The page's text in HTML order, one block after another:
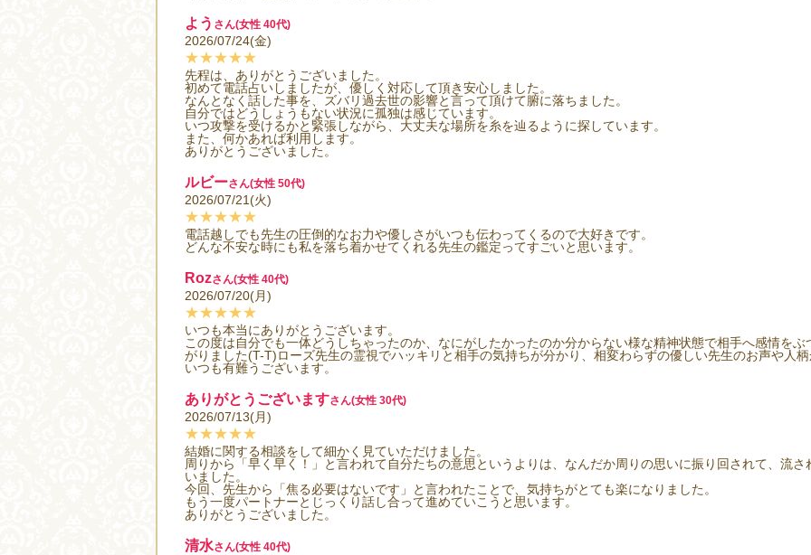
よう さん(女性 40代)
2026/07/24(金)
★★★★★
先程は、ありがとうございました。
初めて電話占いしましたが、優しく対応して頂き安心しました。
なんとなく話した事を、ズバリ過去世の影響と言って頂けて腑に落ちました。
自分ではどうしょうもない状況に孤独は感じています。
いつ攻撃を受けるかと緊張しながら、大丈夫な場所を糸を辿るように探しています。
また、何かあれば利用します。
ありがとうございました。
ルビーさん(女性 50代)
2026/07/21(火)
★★★★★
電話越しでも先生の圧倒的なお力や優しさがいつも伝わってくるので大好きです。
どんな不安な時にも私を落ち着かせてくれる先生の鑑定ってすごいと思います。
Rozさん(女性 40代)
2026/07/20(月)
★★★★★
いつも本当にありがとうございます。
この度は自分でも一体どうしちゃったのか、なにがしたかったのか分からない様な精神状態で相手へ感情を
がりました(T-T)ローズ先生の霊視でハッキリと相手の気持ちが分かり、相変わらずの優しい先生のお声や人
いつも有難うございます。
ありがとうございますさん(女性 30代)
2026/07/13(月)
★★★★★
結婚に関する相談をして細かく見ていただけました。
周りから「早く早く！」と言われて自分たちの意思というよりは、なんだか周りの思いに振り回されて、流
いました。
今回、先生から「焦る必要はないです」と言われたことで、気持ちがとても楽になりました。
もう一度パートナーとじっくり話し合って進めていこうと思います。
ありがとうございました。
清水さん(女性 40代)